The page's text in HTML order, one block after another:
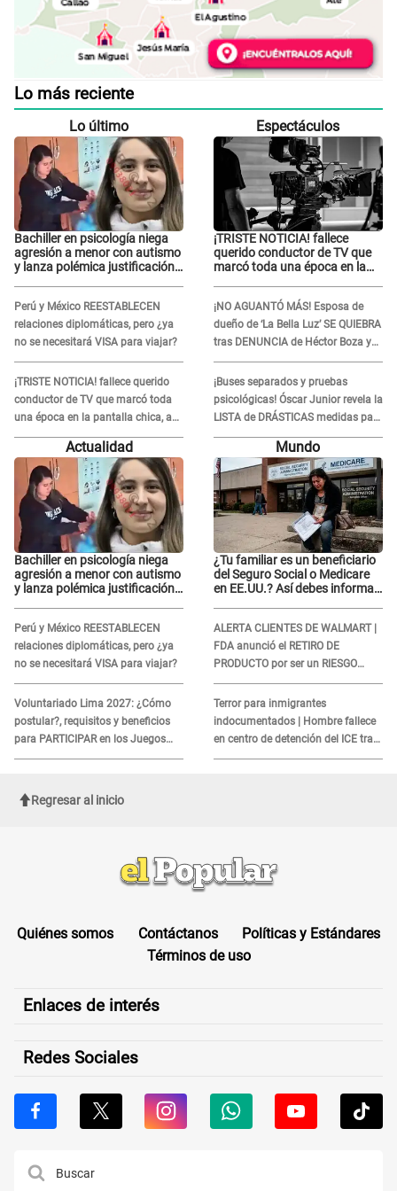
Lo más reciente
Lo último
Bachiller en psicología niega
agresión a menor con autismo
y lanza polémica justificación:
Perú y México REESTABLECEN
relaciones diplomáticas, pero ¿ya
no se necesitará VISA para viajar?
¡TRISTE NOTICIA! fallece querido
conductor de TV que marcó toda
una época en la pantalla chica, así
fue su repentino adiós
Espectáculos
¡TRISTE NOTICIA! fallece
querido conductor de TV que
marcó toda una época en la
¡NO AGUANTÓ MÁS! Esposa de
dueño de ‘La Bella Luz’ SE QUIEBRA
tras DENUNCIA de Héctor Boza y
ARREMETE contra Claudia Salazar
¡Buses separados y pruebas
psicológicas! Óscar Junior revela la
LISTA de DRÁSTICAS medidas para
prevenir acoso en 'La Bella Luz' tras
caso Naldy Saldaña
Actualidad
Bachiller en psicología niega
agresión a menor con autismo
y lanza polémica justificación:
Perú y México REESTABLECEN
relaciones diplomáticas, pero ¿ya
no se necesitará VISA para viajar?
Voluntariado Lima 2027: ¿Cómo
postular?, requisitos y beneficios
para PARTICIPAR en los Juegos
Panamericanos
Mundo
¿Tu familiar es un beneficiario
del Seguro Social o Medicare
en EE.UU.? Así debes informar
ALERTA CLIENTES DE WALMART |
FDA anunció el RETIRO DE
PRODUCTO por ser un RIESGO
MORTAL para consumidores: ¿Cuál
es?
Terror para inmigrantes
indocumentados | Hombre fallece
en centro de detención del ICE tras
sufrir una "emergencia médica"
Regresar al inicio
Quiénes somos Contáctanos
Políticas y Estándares
Términos de uso
Enlaces de interés
Redes Sociales